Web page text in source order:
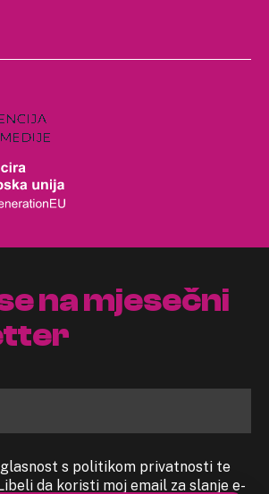
na mjesečni
s politikom privatnosti te
da koristi moj email za slanje e-